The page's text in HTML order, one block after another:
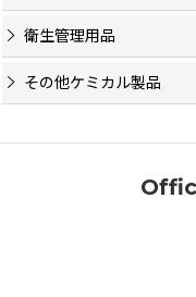
衛生管理用品
その他ケミカル製品